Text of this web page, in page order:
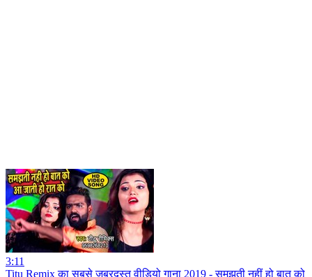
3:11
Titu Remix का सबसे जबरदस्त वीडियो गाना 2019 - समझती नहीं हो बात को